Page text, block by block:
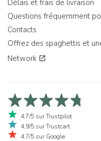
Délais et frais de livraison
Questions fréquemment
Contacts
Offrez des spaghettis et
Network
4,7/5 sur Trustpilot
4,9/5 sur Trustcart
4,7/5 sur Google